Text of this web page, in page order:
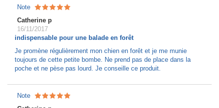
Note
Catherine p
16/11/2017
indispensable pour une balade en forêt
Je promène régulièrement mon chien en forêt et je me munie
toujours de cette petite bombe. Ne prend pas de place dans la
poche et ne pèse pas lourd. Je conseille ce produit.
Note